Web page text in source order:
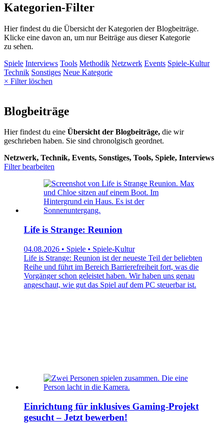
Kategorien-Filter
Hier findest du die Übersicht der Kategorien der Blogbeiträge.
Klicke eine davon an, um nur Beiträge aus dieser Kategorie
zu sehen.
Spiele Interviews Tools Methodik Netzwerk Events Spiele-Kultur
Technik Sonstiges Neue Kategorie
× Filter löschen
Blogbeiträge
Hier findest du eine Übersicht der Blogbeiträge, die wir
geschrieben haben. Sie sind chronolgisch geordnet.
Netzwerk, Technik, Events, Sonstiges, Tools, Spiele, Interviews
Filter bearbeiten
Life is Strange: Reunion
04.08.2026 • Spiele • Spiele-Kultur
Life is Strange: Reunion ist der neueste Teil der beliebten
Reihe und führt im Bereich Barrierefreiheit fort, was die
Vorgänger schon geleistet haben. Wir haben uns genau
angeschaut, wie gut das Spiel auf dem PC steuerbar ist.
Einrichtung für inklusives Gaming-Projekt
gesucht – Jetzt bewerben!